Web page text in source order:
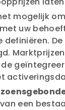
mogelijk
uw
De
een